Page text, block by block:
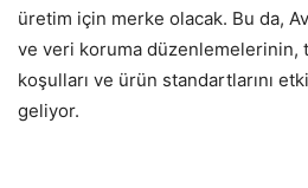
üretim için merke olacak. Bu da,
ve veri koruma düzenlemelerinin,
koşulları ve ürün standartlarını
geliyor.